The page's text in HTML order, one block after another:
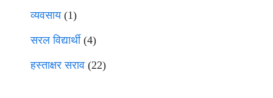
व्यवसाय(1)
सरल विद्यार्थी(4)
हस्ताक्षर सराव (22)